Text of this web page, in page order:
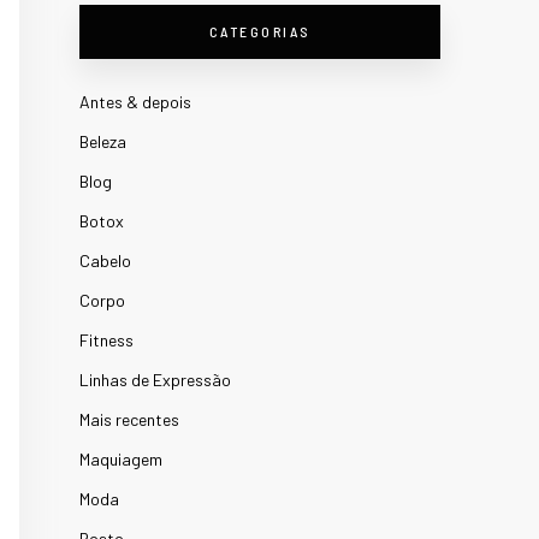
CATEGORIAS
Antes & depois
Beleza
Blog
Botox
Cabelo
Corpo
Fitness
Linhas de Expressão
Mais recentes
Maquiagem
Moda